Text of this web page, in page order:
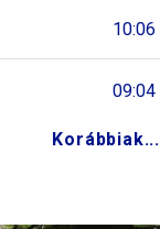
10:06
09:04
Korábbiak...